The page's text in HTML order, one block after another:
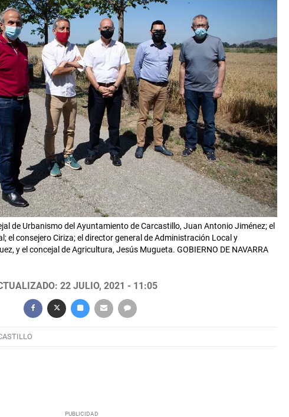
de Urbanismo del Ayuntamiento de Carcastillo, Juan Antonio Jiménez; el
el consejero Ciriza; el director general de Administración Local y
y el concejal de Agricultura, Jesús Mugueta. GOBIERNO DE NAVARRA
22 JULIO, 2021 - 11:05